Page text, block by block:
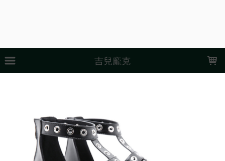
吉兒龐克